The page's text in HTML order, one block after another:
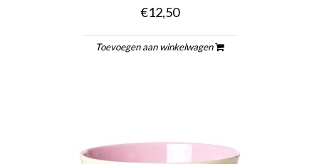
€12,50
Toevoegen aan winkelwagen